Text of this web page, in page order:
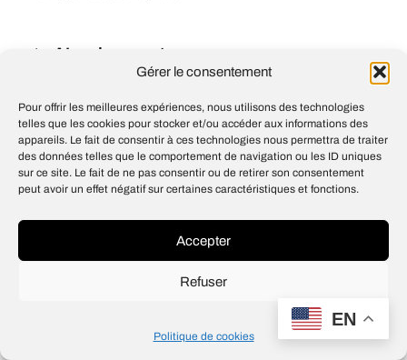
Gérer le consentement
Pour offrir les meilleures expériences, nous utilisons des technologies
telles que les cookies pour stocker et/ou accéder aux informations des
appareils. Le fait de consentir à ces technologies nous permettra de traiter
des données telles que le comportement de navigation ou les ID uniques
sur ce site. Le fait de ne pas consentir ou de retirer son consentement
peut avoir un effet négatif sur certaines caractéristiques et fonctions.
Accepter
Refuser
Politique de cookies
AI and compute
OpenAI Fellows Fall 2018
© 2026Open IA
Jean-Louis Maso
EN